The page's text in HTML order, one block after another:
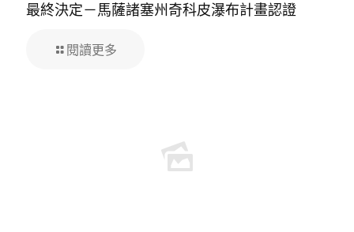
最終決定－馬薩諸塞州奇科皮瀑布計畫認證
閱讀更多